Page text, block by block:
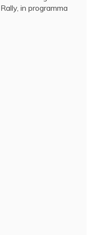
in programma